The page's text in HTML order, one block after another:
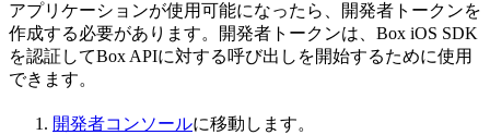
アプリケーションが使用可能になったら、開発者トークンを
作成する必要があります。開発者トークンは、Box iOS SDK
を認証してBox APIに対する呼び出しを開始するために使用
できます。
開発者コンソールに移動します。